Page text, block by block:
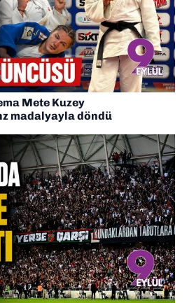
Mete Kuzey
madalyayla döndü